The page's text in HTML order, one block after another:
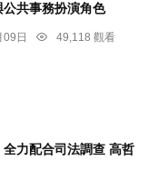
共事務扮演角色
09日
49,118 觀看
力配合司法調查 高哲